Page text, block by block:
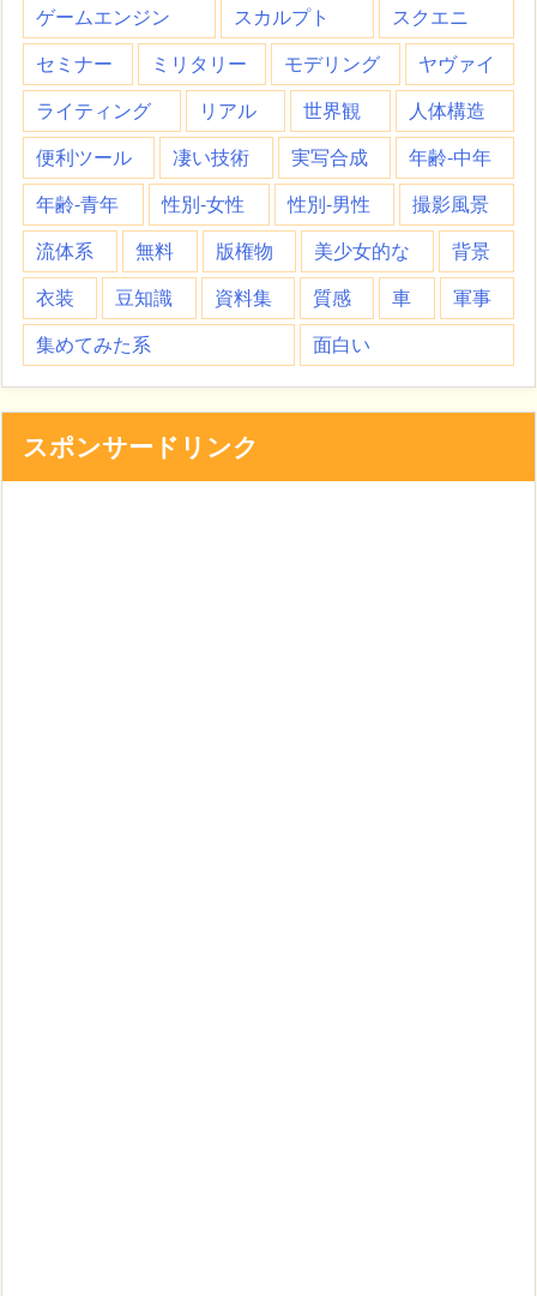
ゲームエンジン
スカルプト
スクエニ
セミナー
ミリタリー モデリング
ヤヴァイ
ライティング
リアル 世界観
人体構造
便利ツール
凄い技術 実写合成
年齢-中年
年齢-青年
性別-女性 性別-男性
撮影風景
流体系
無料 版権物 美少女的な
背景
衣装
豆知識 資料集 質感 車
軍事
集めてみた系
面白い
スポンサードリンク